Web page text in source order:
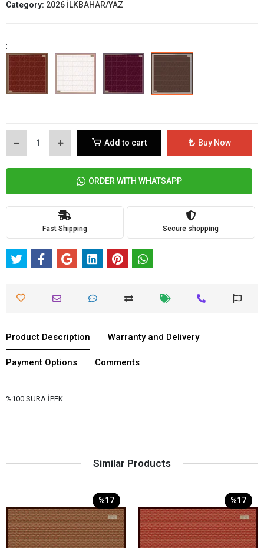
Category: 2026 İLKBAHAR/YAZ
:
Add to cart Buy Now
ORDER WITH WHATSAPP
Fast Shipping Secure shopping
Product Description Warranty and Delivery
Payment Options Comments
%100 SURA İPEK
Similar Products
%17 %17